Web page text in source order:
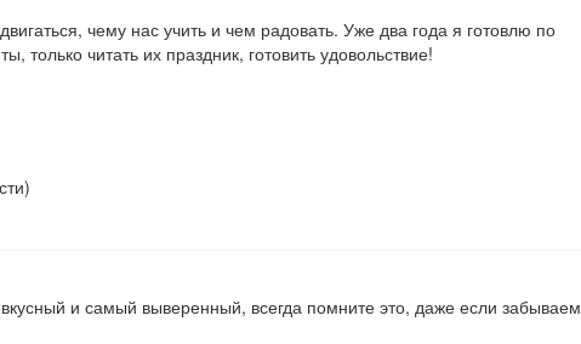
чему нас учить и чем радовать. Уже два года я готовлю по
читать их праздник, готовить удовольствие!
и самый выверенный, всегда помните это, даже если забываем